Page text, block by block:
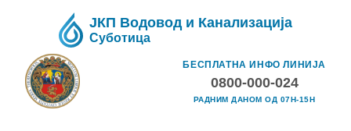
ЈКП Водовод и Канализација
Суботица
БЕСПЛАТНА ИНФО ЛИНИЈА
0800-000-024
РАДНИМ ДАНОМ ОД 07H-15H